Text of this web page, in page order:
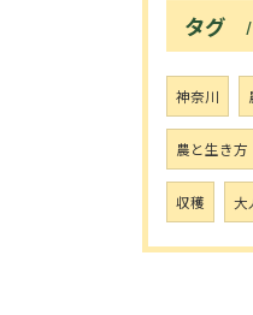
タグ
神奈川
農と生き方
収穫 大